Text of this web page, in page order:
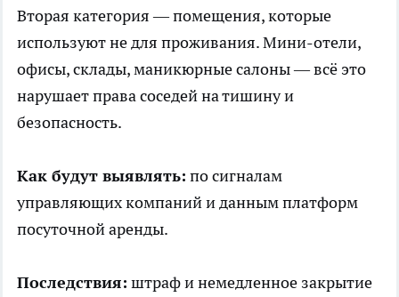
Вторая категория — помещения, которые
используют не для проживания. Мини-отели,
офисы, склады, маникюрные салоны — всё это
нарушает права соседей на тишину и
безопасность.
Как будут выявлять: по сигналам
управляющих компаний и данным платформ
посуточной аренды.
Последствия: штраф и немедленное закрытие